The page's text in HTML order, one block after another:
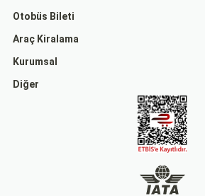
Otobüs Bileti
Araç Kiralama
Kurumsal
Diğer